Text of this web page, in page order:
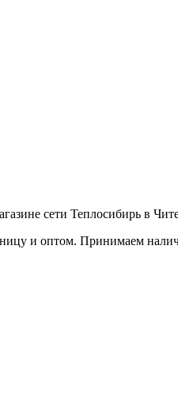
сети Теплосибирь в
и оптом. Принимаем